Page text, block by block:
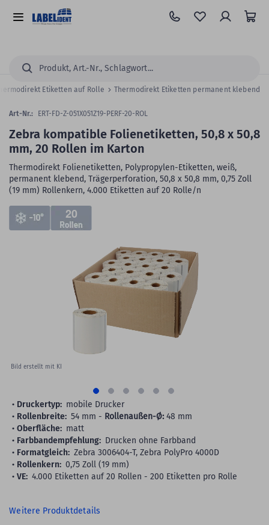
Hauptinhalt
springen
Alle
Suchen...
Etiketten auf Rolle Thermodirekt Etiketten permanent klebend
Ende
der
Bild erstellt mit KI
20
Skip
to
the
Zebra kompatible Folienetiketten, 50,8 x 50,8
mm, 20 Rollen im Karton
Thermodirekt Folienetiketten, Polypropylen-Etiketten, weiß,
permanent klebend, Trägerperforation, 50,8 x 50,8 mm, 0,75 Zoll
(19 mm) Rollenkern, 4.000 Etiketten auf 20 Rolle/n
Art-Nr.: ERT-FD-Z-051X051Z19-PERF-20-ROL
Druckertyp: mobile Drucker
Rollenbreite: 54 mm - Rollenaußen-Ø: 48 mm
Oberfläche: matt
Farbbandempfehlung: Drucken ohne Farbband
Formatgleich: Zebra 3006404-T, Zebra PolyPro 4000D
Rollenkern: 0,75 Zoll (19 mm)
VE: 4.000 Etiketten auf 20 Rollen - 200 Etiketten pro Rolle
Weitere Produktdetails